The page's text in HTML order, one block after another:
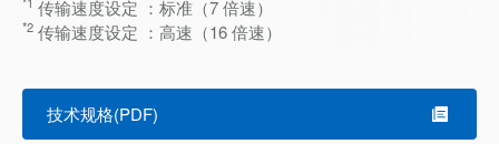
传输速度设定 ：标准（7 倍速）
*2 传输速度设定 ：高速（16 倍速）
技术规格(PDF)